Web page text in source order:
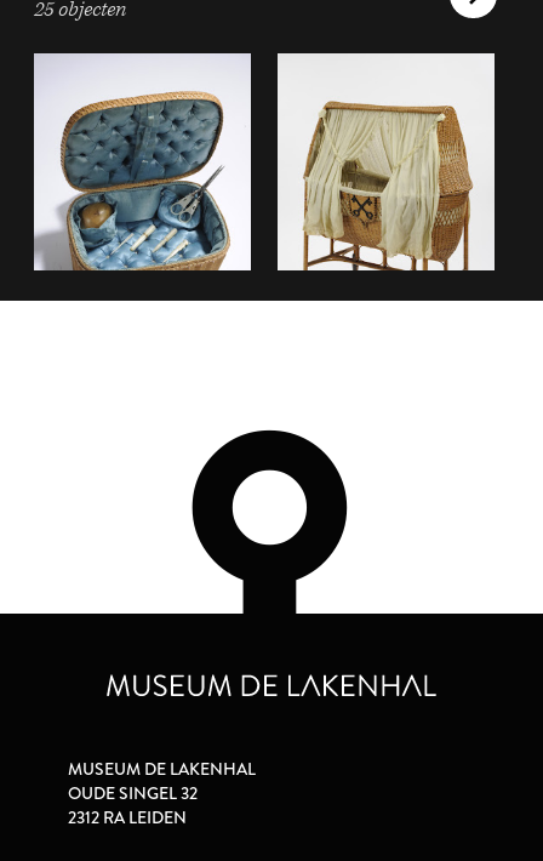
25 objecten
MUSEUM DE LAKENHAL
OUDE SINGEL 32
2312 RA LEIDEN